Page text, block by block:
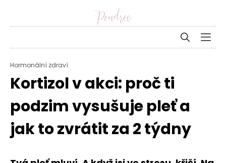
Hormonální zdraví
Kortizol v akci: proč ti
podzim vysušuje pleť a
jak to zvrátit za 2 týdny